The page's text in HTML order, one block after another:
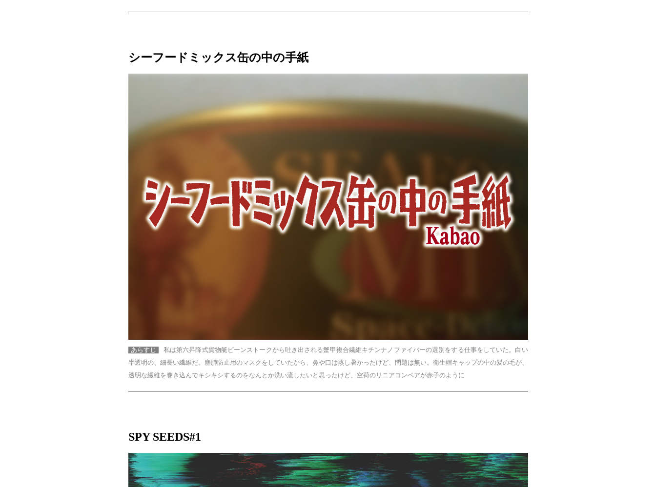
シーフードミックス缶の中の手紙
あらすじ
私は第六昇降式貨物艇ビーンストークから吐き出される蟹甲複合繊維キチンナノファイバーの選別をする仕事をしていた。白い
半透明の、細長い繊維だ。塵肺防止用のマスクをしていたから、鼻や口は蒸し暑かったけど、問題は無い。衛生帽キャップの中の髪の毛が、
透明な繊維を巻き込んでキシキシするのをなんとか洗い流したいと思ったけど、空荷のリニアコンベアが赤子のように
SPY SEEDS#1